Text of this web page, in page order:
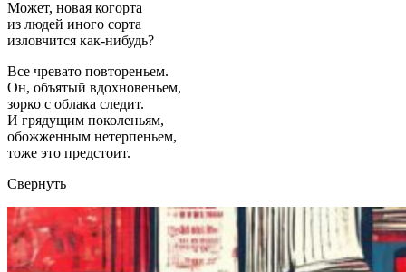
Может, новая когорта
из людей иного сорта
изловчится как-нибудь?
Все чревато повтореньем.
Он, объятый вдохновеньем,
зорко с облака следит.
И грядущим поколеньям,
обожженным нетерпеньем,
тоже это предстоит.
Свернуть